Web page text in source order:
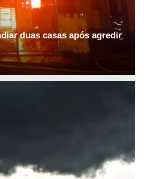
duas casas após agredir